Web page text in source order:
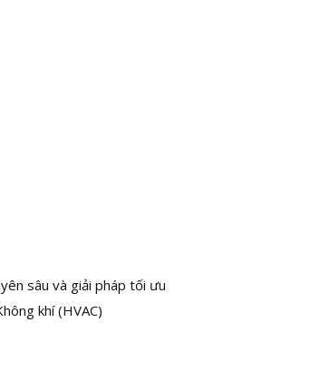
sâu và giải pháp tối ưu
khí (HVAC)